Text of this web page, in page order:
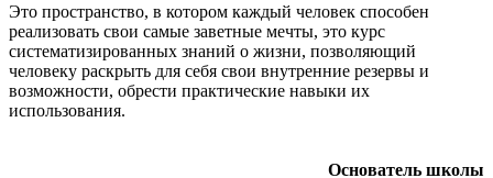
Это пространство, в котором каждый человек способен
реализовать свои самые заветные мечты, это курс
систематизированных знаний о жизни, позволяющий
человеку раскрыть для себя свои внутренние резервы и
возможности, обрести практические навыки их
использования.
Основатель школы